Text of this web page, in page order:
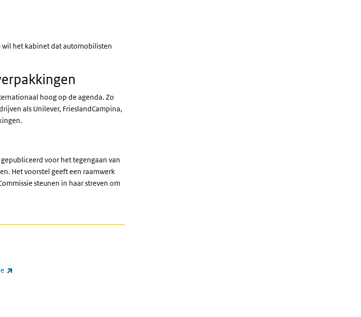
wil het kabinet dat automobilisten
hoog op de agenda. Zo
als Unilever, FrieslandCampina,
voor het tegengaan van
Het voorstel geeft een raamwerk
steunen in haar streven om